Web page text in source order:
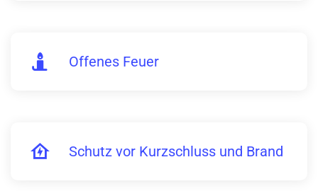
Offenes Feuer
Schutz vor Kurzschluss und Brand